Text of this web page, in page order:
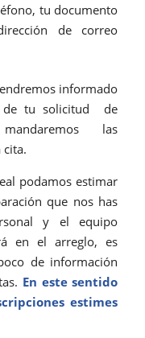
tu documento
de correo
informado
de tu solicitud de
las
cita.
podamos estimar
que nos has
y el equipo
en el arreglo, es
de información
En este sentido
estimes